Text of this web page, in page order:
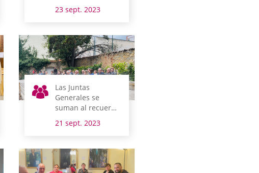
Mundial del
23 sept. 2023
Las Juntas
Generales se
suman al recuerdo
de las víctimas del
21 sept. 2023